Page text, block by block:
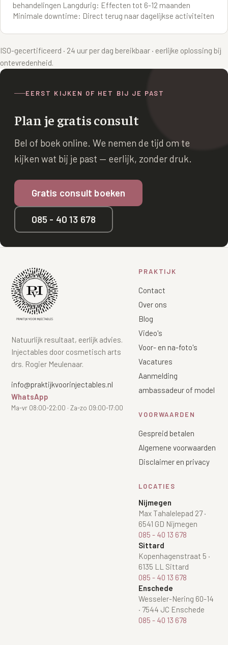
behandelingen Langdurig: Effecten tot 6-12 maanden
Minimale downtime: Direct terug naar dagelijkse activiteiten
ISO-gecertificeerd · 24 uur per dag bereikbaar · eerlijke oplossing bij
ontevredenheid.
EERST KIJKEN OF HET BIJ JE PAST
Plan je gratis consult
Bel of boek online. We nemen de tijd om te
kijken wat bij je past — eerlijk, zonder druk.
Gratis consult boeken
085 - 40 13 678
Natuurlijk resultaat, eerlijk advies.
Injectables door cosmetisch arts
drs. Rogier Meulenaar.
info@praktijkvoorinjectables.nl
WhatsApp
Ma-vr 08:00-22:00 · Za-zo 09:00-17:00
PRAKTIJK
Contact
Over ons
Blog
Video's
Voor- en na-foto's
Vacatures
Aanmelding
ambassadeur of model
VOORWAARDEN
Gespreid betalen
Algemene voorwaarden
Disclaimer en privacy
LOCATIES
Nijmegen
Max Tahalelepad 27·
6541 GD Nijmegen
085 - 40 13 678
Sittard
Kopenhagenstraat 5 ·
6135 LL Sittard
085 - 40 13 678
Enschede
Wesseler-Nering 60-14
· 7544 JC Enschede
085 - 40 13 678